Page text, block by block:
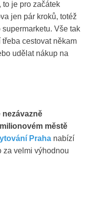
je pro začátek
jen pár kroků, totéž
Vše tak
cestovat někam
udělat nákup na
městě
Praha nabízí
za velmi výhodnou